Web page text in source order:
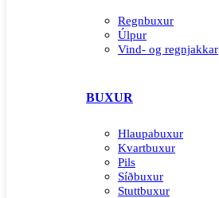
Regnbuxur
Úlpur
Vind- og regnjakkar
BUXUR
Hlaupabuxur
Kvartbuxur
Pils
Síðbuxur
Stuttbuxur